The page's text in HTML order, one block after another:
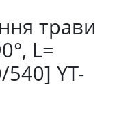
трави
L=
YT-